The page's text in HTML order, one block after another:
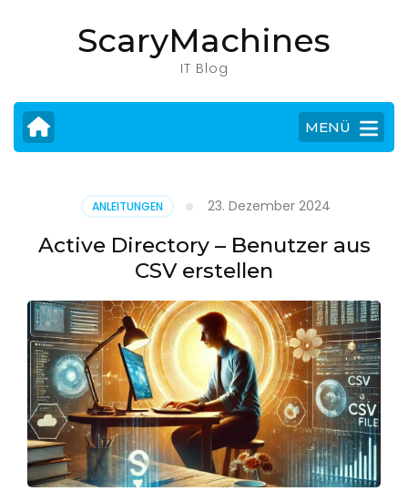
drücken)
ScaryMachines
IT Blog
MENÜ
ANLEITUNGEN 23. Dezember 2024
Active Directory – Benutzer aus
CSV erstellen